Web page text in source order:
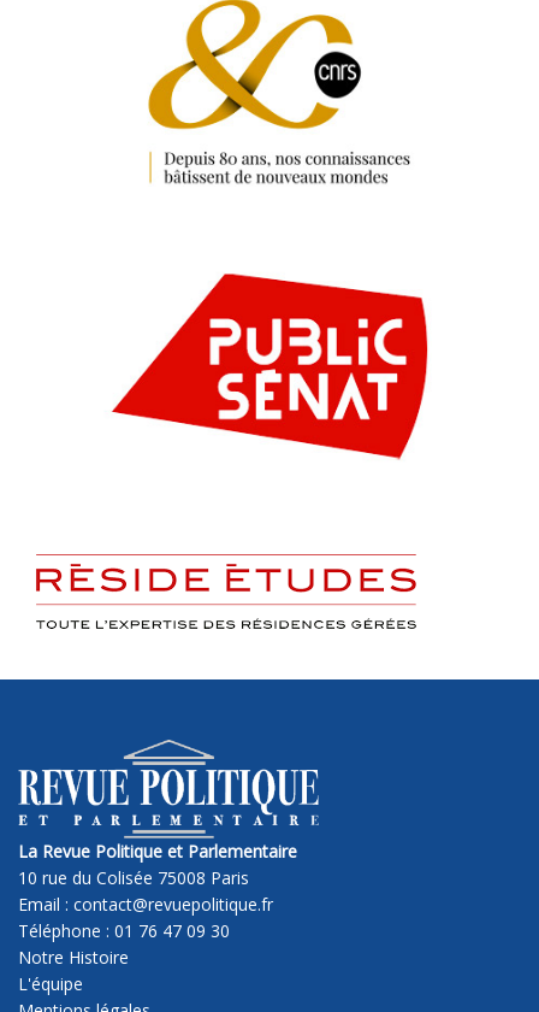
La Revue Politique et Parlementaire
10 rue du Colisée 75008 Paris
Email : contact@revuepolitique.fr
Téléphone : 01 76 47 09 30
Notre Histoire
L'équipe